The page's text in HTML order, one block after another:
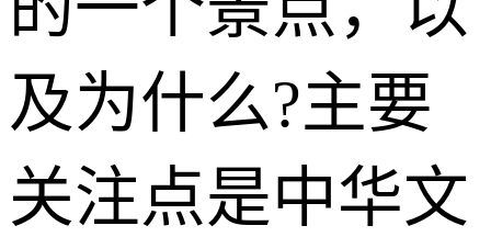
及为什么?主要
关注点是中华文